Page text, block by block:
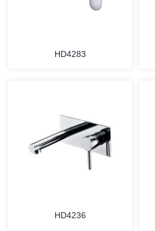
HD4283
HD4236